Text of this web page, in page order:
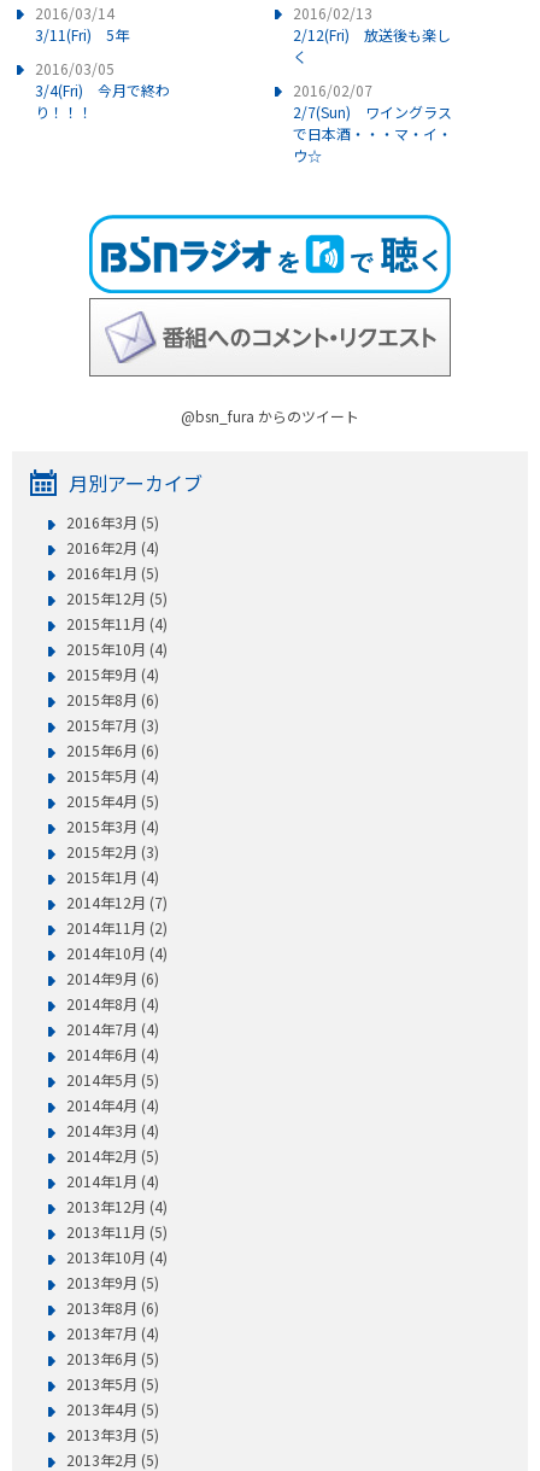
2016/03/14
3/11(Fri) 5年
2016/03/05
3/4(Fri) 今月で終わ
り！！！
2016/02/13
2/12(Fri) 放送後も楽し
く
2016/02/07
2/7(Sun) ワイングラス
で日本酒・・・マ・イ・
ウ☆
@bsn_fura からのツイート
月別アーカイブ
2016年3月 (5)
2016年2月 (4)
2016年1月 (5)
2015年12月 (5)
2015年11月 (4)
2015年10月 (4)
2015年9月 (4)
2015年8月 (6)
2015年7月 (3)
2015年6月 (6)
2015年5月 (4)
2015年4月 (5)
2015年3月 (4)
2015年2月 (3)
2015年1月 (4)
2014年12月 (7)
2014年11月 (2)
2014年10月 (4)
2014年9月 (6)
2014年8月 (4)
2014年7月 (4)
2014年6月 (4)
2014年5月 (5)
2014年4月 (4)
2014年3月 (4)
2014年2月 (5)
2014年1月 (4)
2013年12月 (4)
2013年11月 (5)
2013年10月 (4)
2013年9月 (5)
2013年8月 (6)
2013年7月 (4)
2013年6月 (5)
2013年5月 (5)
2013年4月 (5)
2013年3月 (5)
2013年2月 (5)